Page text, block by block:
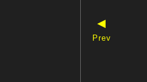
◀
Prev